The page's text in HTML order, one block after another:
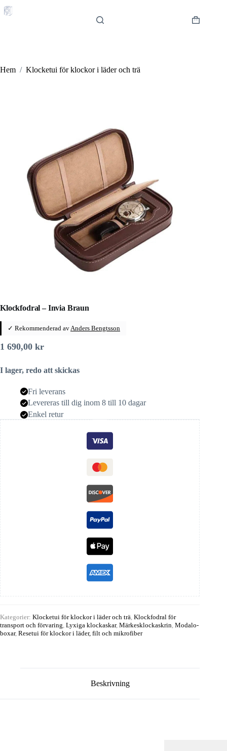
till
Varukorg
Hem / Klocketui för klockor i läder och trä
Klockfodral – Invia Braun
✓ Rekommenderad av Anders Bengtsson
1 690,00 kr
I lager, redo att skickas
Fri leverans
Levereras till dig inom 8 till 10 dagar
Enkel retur
Kategorier: Klocketui för klockor i läder och trä, Klockfodral för
transport och förvaring, Lyxiga klockaskar, Märkesklockaskrin, Modalo-
boxar, Resetui för klockor i läder, filt och mikrofiber
Beskrivning